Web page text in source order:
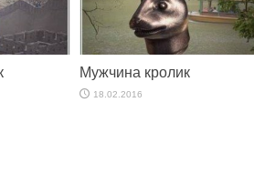
Мужчина кролик
18.02.2016